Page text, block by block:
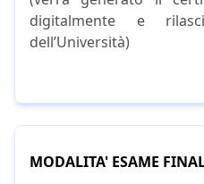
digitalmente e
dell’Università)
MODALITA' ESAME